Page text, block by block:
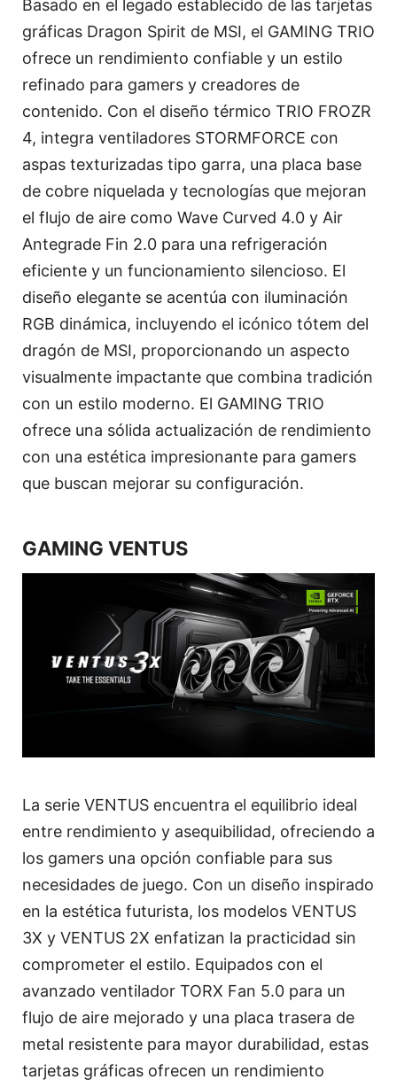
Basado en el legado establecido de las tarjetas
gráficas Dragon Spirit de MSI, el GAMING TRIO
ofrece un rendimiento confiable y un estilo
refinado para gamers y creadores de
contenido. Con el diseño térmico TRIO FROZR
4, integra ventiladores STORMFORCE con
aspas texturizadas tipo garra, una placa base
de cobre niquelada y tecnologías que mejoran
el flujo de aire como Wave Curved 4.0 y Air
Antegrade Fin 2.0 para una refrigeración
eficiente y un funcionamiento silencioso. El
diseño elegante se acentúa con iluminación
RGB dinámica, incluyendo el icónico tótem del
dragón de MSI, proporcionando un aspecto
visualmente impactante que combina tradición
con un estilo moderno. El GAMING TRIO
ofrece una sólida actualización de rendimiento
con una estética impresionante para gamers
que buscan mejorar su configuración.
GAMING VENTUS
La serie VENTUS encuentra el equilibrio ideal
entre rendimiento y asequibilidad, ofreciendo a
los gamers una opción confiable para sus
necesidades de juego. Con un diseño inspirado
en la estética futurista, los modelos VENTUS
3X y VENTUS 2X enfatizan la practicidad sin
comprometer el estilo. Equipados con el
avanzado ventilador TORX Fan 5.0 para un
flujo de aire mejorado y una placa trasera de
metal resistente para mayor durabilidad, estas
tarjetas gráficas ofrecen un rendimiento